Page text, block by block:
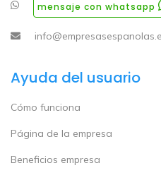
mensaje con whatsapp
Ayuda del usuario
Cómo funciona
Página de la empresa
Beneficios empresa